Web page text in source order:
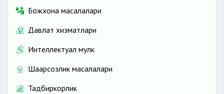
Божхона масалалари
Давлат хизматлари
Интеллектуал мулк
Шаҳарсозлик масалалари
Тадбиркорлик